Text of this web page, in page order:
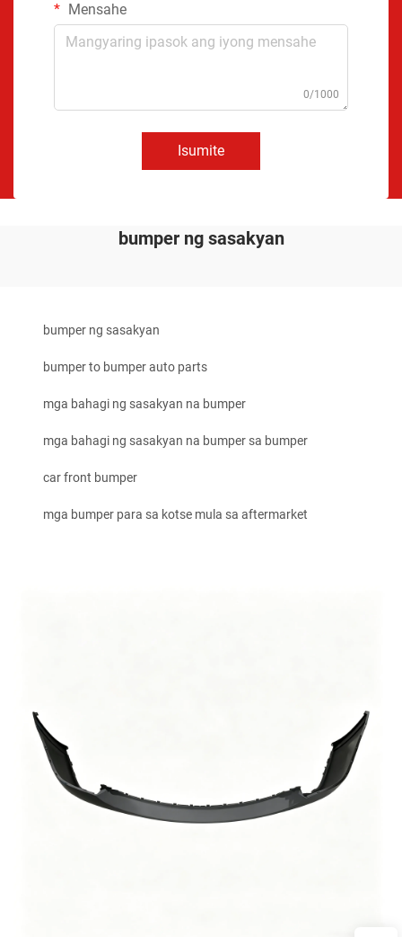
Mensahe
0/1000
Isumite
bumper ng sasakyan
bumper ng sasakyan
bumper to bumper auto parts
mga bahagi ng sasakyan na bumper
mga bahagi ng sasakyan na bumper sa bumper
car front bumper
mga bumper para sa kotse mula sa aftermarket